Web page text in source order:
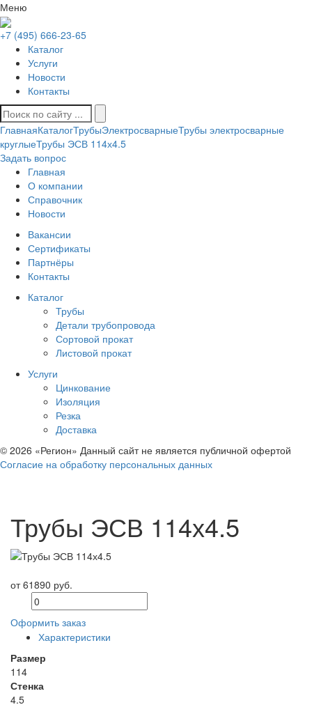
Меню
+7 (495) 666-23-65
Каталог
Услуги
Новости
Контакты
ГлавнаяКаталогТрубыЭлектросварныеТрубы электросварные
круглыеТрубы ЭСВ 114х4.5
Задать вопрос
Главная
О компании
Справочник
Новости
Вакансии
Сертификаты
Партнёры
Контакты
Каталог
Трубы
Детали трубопровода
Сортовой прокат
Листовой прокат
Услуги
Цинкование
Изоляция
Резка
Доставка
© 2026 «Регион» Данный сайт не является публичной офертой
Согласие на обработку персональных данных
Трубы ЭСВ 114х4.5
от 61890 руб.
Оформить заказ
Характеристики
Размер
114
Стенка
4.5